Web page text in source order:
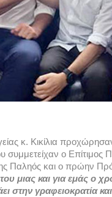
κ. Κικίλια
ο Επίτιμος
Παληός και ο πρώην
μιας και για εμάς ο
στην γραφειοκρατία